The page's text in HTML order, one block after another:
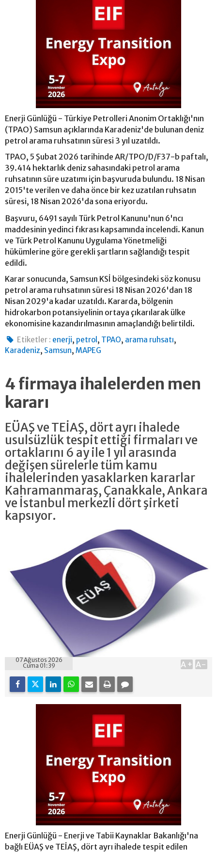
Enerji Günlüğü - Türkiye Petrolleri Anonim Ortaklığı'nın
(TPAO) Samsun açıklarında Karadeniz'de bulunan deniz
petrol arama ruhsatının süresi 3 yıl uzatıldı.
TPAO, 5 Şubat 2026 tarihinde AR/TPO/D/F37-b paftalı,
39.414 hektarlık deniz sahasındaki petrol arama
ruhsatının süre uzatımı için başvuruda bulundu. 18 Nisan
2015'te verilen ve daha önce bir kez uzatılan ruhsatın
süresi, 18 Nisan 2026'da sona eriyordu.
Başvuru, 6491 sayılı Türk Petrol Kanunu'nun 6'ncı
maddesinin yedinci fıkrası kapsamında incelendi. Kanun
ve Türk Petrol Kanunu Uygulama Yönetmeliği
hükümlerine göre gerekli şartların sağlandığı tespit
edildi.
Karar sonucunda, Samsun KSİ bölgesindeki söz konusu
petrol arama ruhsatının süresi 18 Nisan 2026'dan 18
Nisan 2029'a kadar uzatıldı. Kararda, bölgenin
hidrokarbon potansiyelinin ortaya çıkarılarak ülke
ekonomisine kazandırılmasının amaçlandığı belirtildi.
Etiketler : enerji, petrol , TPAO, arama ruhsatı,
Karadeniz, Samsun, MAPEG
4 firmaya ihalelerden men
kararı
EÜAŞ ve TEİAŞ, dört ayrı ihalede
usulsüzlük tespit ettiği firmaları ve
ortaklarını 6 ay ile 1 yıl arasında
değişen sürelerle tüm kamu
ihalelerinden yasaklarken kararlar
Kahramanmaraş, Çanakkale, Ankara
ve İstanbul merkezli dört şirketi
kapsıyor.
07 Ağustos 2026
Cuma 01:39
A+ A-
Enerji Günlüğü - Enerji ve Tabii Kaynaklar Bakanlığı'na
bağlı EÜAŞ ve TEİAŞ, dört ayrı ihalede tespit edilen